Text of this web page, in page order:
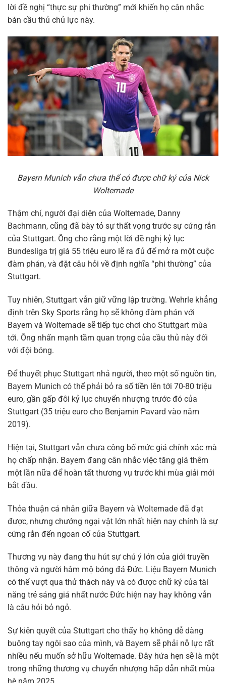
lời đề nghị “thực sự phi thường” mới khiến họ cân nhắc
bán cầu thủ chủ lực này.
Bayern Munich vẫn chưa thể có được chữ ký của Nick
Woltemade
Thậm chí, người đại diện của Woltemade, Danny
Bachmann, cũng đã bày tỏ sự thất vọng trước sự cứng rắn
của Stuttgart. Ông cho rằng một lời đề nghị kỷ lục
Bundesliga trị giá 55 triệu euro lẽ ra đủ để mở ra một cuộc
đàm phán, và đặt câu hỏi về định nghĩa “phi thường” của
Stuttgart.
Tuy nhiên, Stuttgart vẫn giữ vững lập trường. Wehrle khẳng
định trên Sky Sports rằng họ sẽ không đàm phán với
Bayern và Woltemade sẽ tiếp tục chơi cho Stuttgart mùa
tới. Ông nhấn mạnh tầm quan trọng của cầu thủ này đối
với đội bóng.
Để thuyết phục Stuttgart nhả người, theo một số nguồn tin,
Bayern Munich có thể phải bỏ ra số tiền lên tới 70-80 triệu
euro, gần gấp đôi kỷ lục chuyển nhượng trước đó của
Stuttgart (35 triệu euro cho Benjamin Pavard vào năm
2019).
Hiện tại, Stuttgart vẫn chưa công bố mức giá chính xác mà
họ chấp nhận. Bayern đang cân nhắc việc tăng giá thêm
một lần nữa để hoàn tất thương vụ trước khi mùa giải mới
bắt đầu.
Thỏa thuận cá nhân giữa Bayern và Woltemade đã đạt
được, nhưng chướng ngại vật lớn nhất hiện nay chính là sự
cứng rắn đến ngoan cố của Stuttgart.
Thương vụ này đang thu hút sự chú ý lớn của giới truyền
thông và người hâm mộ bóng đá Đức. Liệu Bayern Munich
có thể vượt qua thử thách này và có được chữ ký của tài
năng trẻ sáng giá nhất nước Đức hiện nay hay không vẫn
là câu hỏi bỏ ngỏ.
Sự kiên quyết của Stuttgart cho thấy họ không dễ dàng
buông tay ngôi sao của mình, và Bayern sẽ phải nỗ lực rất
nhiều nếu muốn sở hữu Woltemade. Đây hứa hẹn sẽ là một
trong những thương vụ chuyển nhượng hấp dẫn nhất mùa